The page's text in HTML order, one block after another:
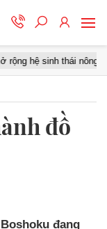
thái nông nghiệp –
đồ
đang